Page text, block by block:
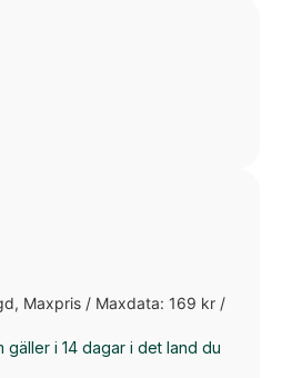
Maxpris / Maxdata: 169 kr /
gäller i 14 dagar i det land du